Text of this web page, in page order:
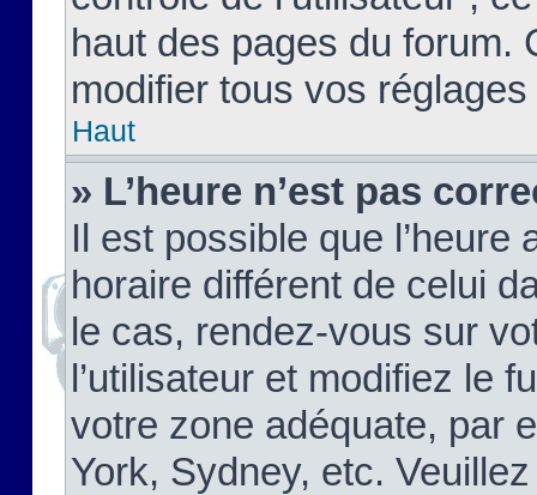
haut des pages du forum.
modifier tous vos
Haut
» L’heure n’est pas
Il est possible que
horaire différent de celui
le cas, rendez-vous sur
l’utilisateur et modifiez le
votre zone adéquate, par
York, Sydney, etc.